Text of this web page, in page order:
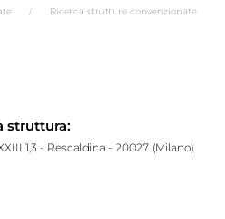
Ricerca strutture convenzionate
struttura:
1,3 - Rescaldina - 20027 (Milano)